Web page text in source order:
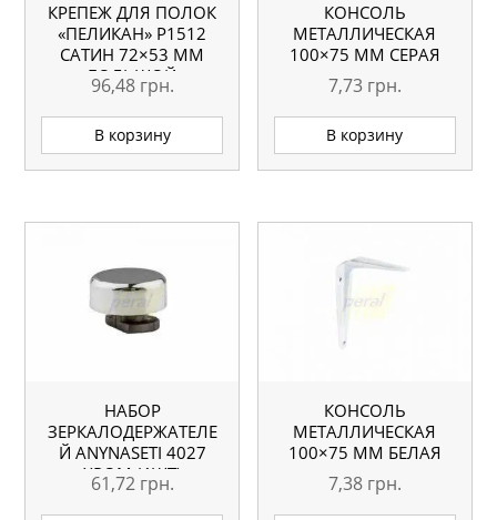
КРЕПЕЖ ДЛЯ ПОЛОК
«ПЕЛИКАН» Р1512
САТИН 72×53 ММ
БОЛЬШОЙ
96,48 грн.
В корзину
КОНСОЛЬ
МЕТАЛЛИЧЕСКАЯ
100×75 ММ СЕРАЯ
7,73 грн.
В корзину
НАБОР
ЗЕРКАЛОДЕРЖАТЕЛЕ
Й АNYNASETI 4027
ХРОМ (4ШТ)
61,72 грн.
КОНСОЛЬ
МЕТАЛЛИЧЕСКАЯ
100×75 ММ БЕЛАЯ
7,38 грн.